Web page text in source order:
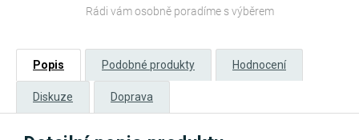
Rádi vám osobně poradíme s výběrem
Popis Podobné produkty Hodnocení
Diskuze Doprava